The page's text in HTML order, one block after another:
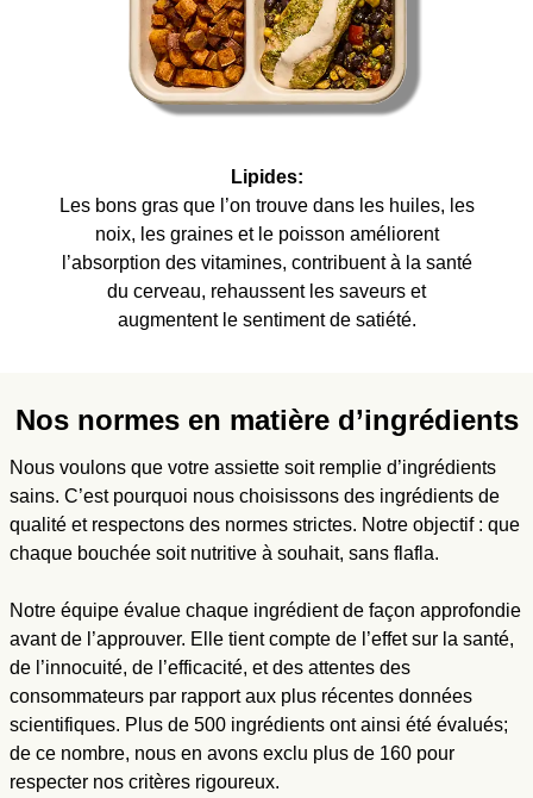
Lipides:
Les bons gras que l’on trouve dans les huiles, les
noix, les graines et le poisson améliorent
l’absorption des vitamines, contribuent à la santé
du cerveau, rehaussent les saveurs et
augmentent le sentiment de satiété.
Nos normes en matière d’ingrédients
Nous voulons que votre assiette soit remplie d’ingrédients
sains. C’est pourquoi nous choisissons des ingrédients de
qualité et respectons des normes strictes. Notre objectif : que
chaque bouchée soit nutritive à souhait, sans flafla.
Notre équipe évalue chaque ingrédient de façon approfondie
avant de l’approuver. Elle tient compte de l’effet sur la santé,
de l’innocuité, de l’efficacité, et des attentes des
consommateurs par rapport aux plus récentes données
scientifiques. Plus de 500 ingrédients ont ainsi été évalués;
de ce nombre, nous en avons exclu plus de 160 pour
respecter nos critères rigoureux.